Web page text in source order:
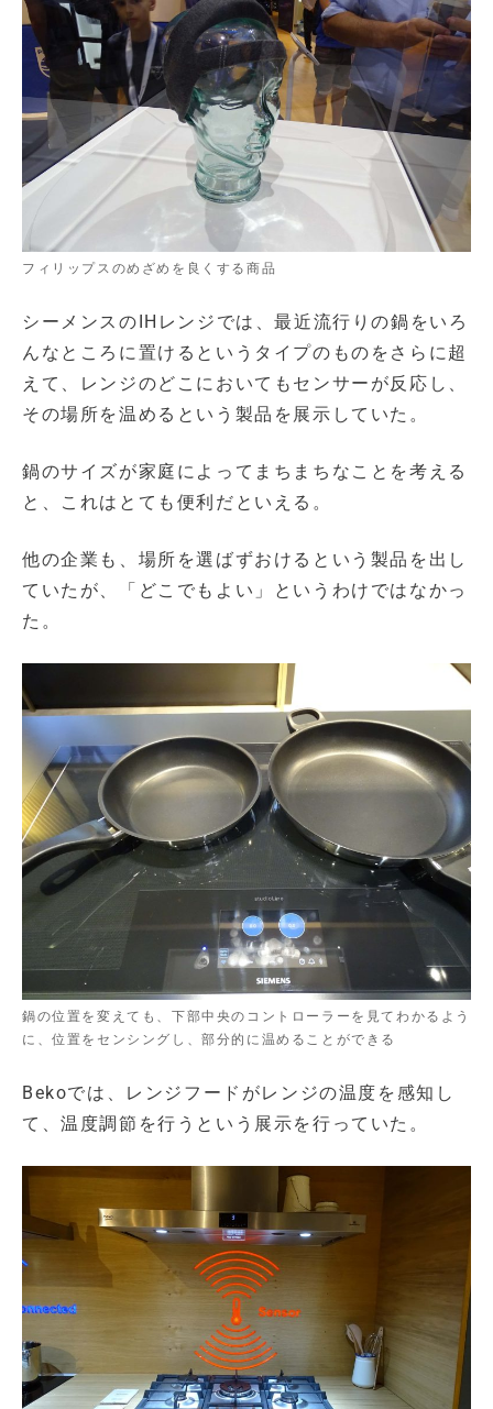
フィリップスのめざめを良くする商品
シーメンスのIHレンジでは、最近流行りの鍋をいろ
んなところに置けるというタイプのものをさらに超
えて、レンジのどこにおいてもセンサーが反応し、
その場所を温めるという製品を展示していた。
鍋のサイズが家庭によってまちまちなことを考える
と、これはとても便利だといえる。
他の企業も、場所を選ばずおけるという製品を出し
ていたが、「どこでもよい」というわけではなかっ
た。
鍋の位置を変えても、下部中央のコントローラーを見てわかるよう
に、位置をセンシングし、部分的に温めることができる
Bekoでは、レンジフードがレンジの温度を感知し
て、温度調節を行うという展示を行っていた。